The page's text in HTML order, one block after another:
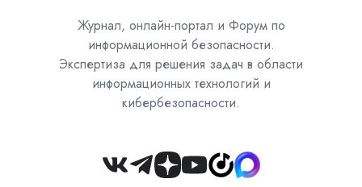
Журнал, онлайн-портал и Форум по
информационной безопасности.
Экспертиза для решения задач в области
информационных технологий и
кибербезопасности.
Join